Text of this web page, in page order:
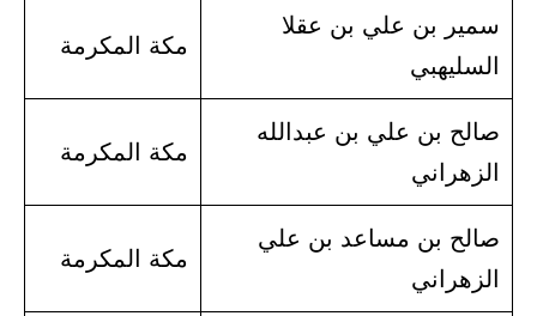
سمير بن علي بن عقلا
السليهبي
مكة المكرمة
صالح بن علي بن عبدالله
الزهراني
مكة المكرمة
صالح بن مساعد بن علي
الزهراني
مكة المكرمة